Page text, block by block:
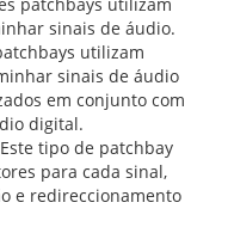
patchbays utilizam
sinais de áudio.
utilizam
sinais de áudio
em conjunto com
digital.
tipo de patchbay
para cada sinal,
e redireccionamento